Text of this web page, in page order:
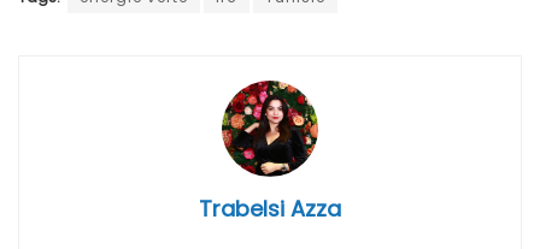
Trabelsi Azza